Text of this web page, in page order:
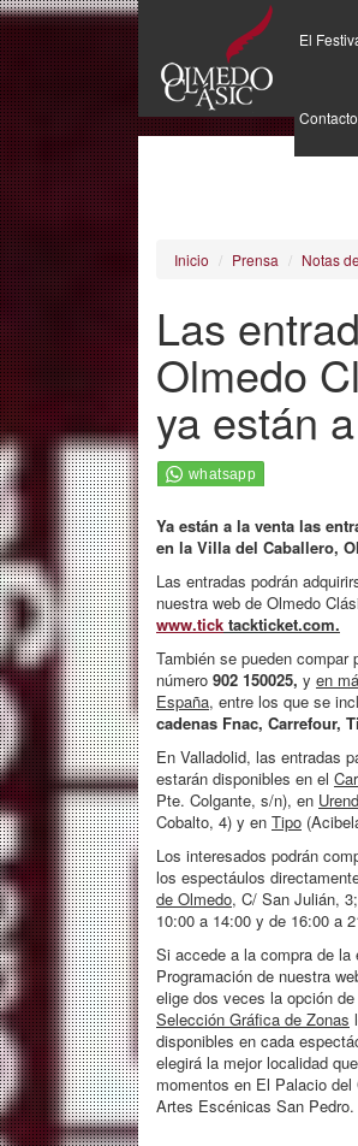
Pasar
al
contenido
principal
El
Contacto
Inicio Prensa Notas
Las
Olmedo
ya están
Ya están a la venta las
en la Villa del Caballero,
Las entradas podrán
nuestra web de Olmedo
www.tick tackticket.com.
También se pueden compar
número 902 150025, y en
España, entre los que se
cadenas Fnac, Carrefour,
En Valladolid, las entradas
estarán disponibles en el
Pte. Colgante, s/n), en
Cobalto, 4) y en Tipo
Los interesados podrán
los espectáulos
de Olmedo, C/ San Julián,
10:00 a 14:00 y de 16:00 a
Si accede a la compra de la
Programación de nuestra
elige dos veces la opción
Selección Gráfica de Zonas
disponibles en cada
elegirá la mejor localidad
momentos en El Palacio
Artes Escénicas San Pedro.